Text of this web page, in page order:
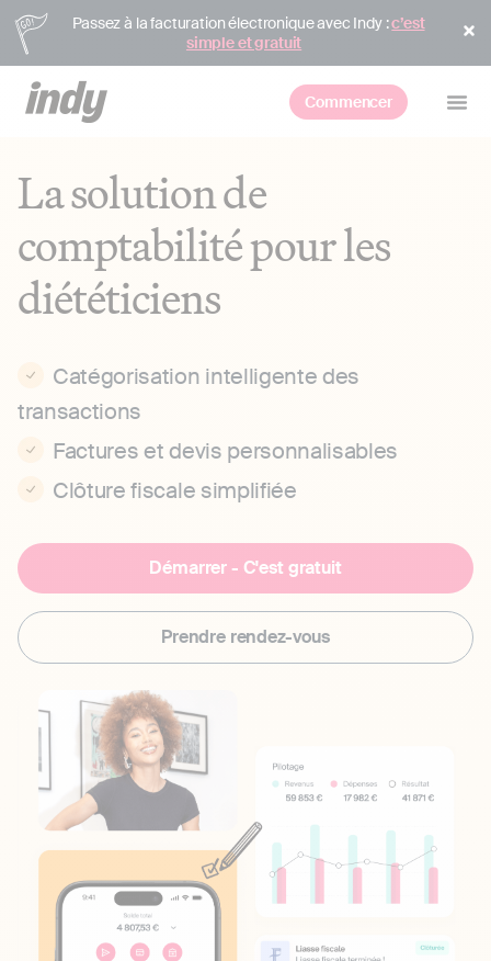
Passez à la facturation électronique avec Indy :c’est
simple et gratuit
Commencer
La solution de
comptabilité pour les
diététiciens
Catégorisation intelligente des
transactions
Factures et devis personnalisables
Clôture fiscale simplifiée
Démarrer - C'est gratuit
Prendre rendez-vous